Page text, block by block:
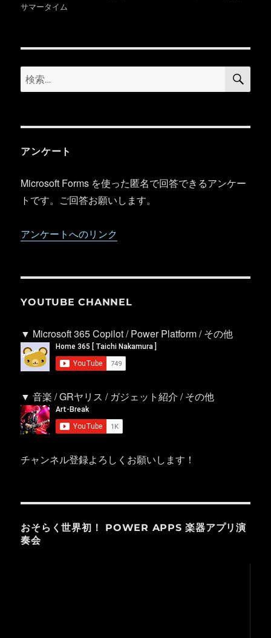
日:
サマータイム
検
索:
検
アンケート
Microsoft Forms を使った匿名で回答できるアンケー
トです。ご回答お願いします。
アンケートへのリンク
YOUTUBE CHANNEL
▼ Microsoft 365 Copilot / Power Platform / その他
▼ 音楽 / GRヤリス / ガジェット紹介 / その他
チャンネル登録よろしくお願いします！
おそらく世界初！ POWER APPS 楽器アプリ演
奏会